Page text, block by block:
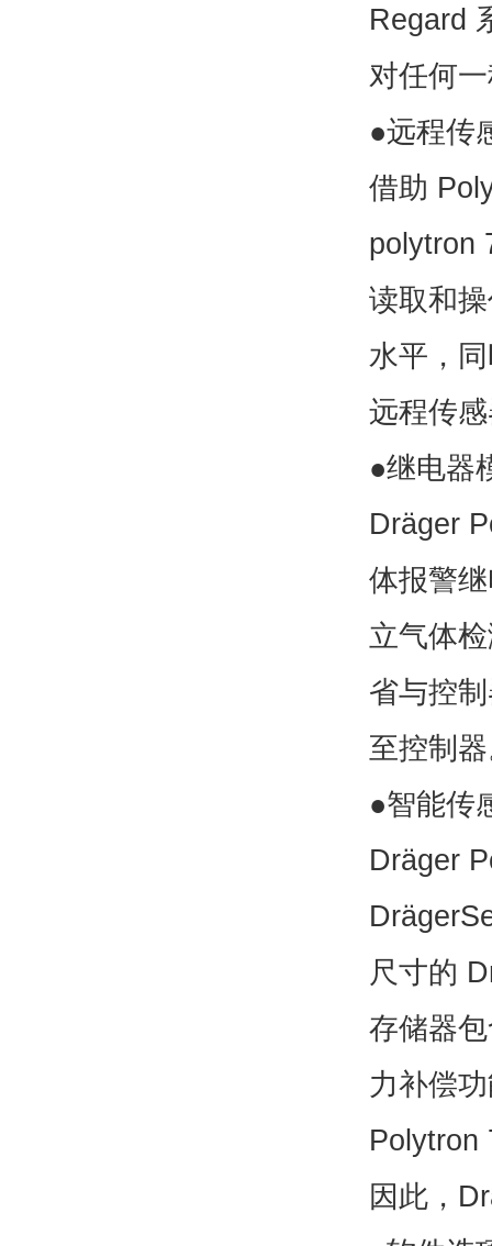
Regard
对任何
●远程传
借助
polytron
读取和
水平，
远程传
●继电器
Dräger
体报警
立气体
省与控
至控制
●智能传
Dräger
尺寸的
存储器
力补偿
因此，